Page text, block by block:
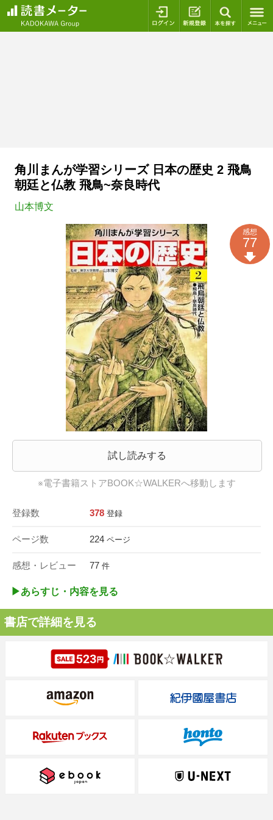
ログイン 新規登録
角川まんが学習シリーズ 日本の歴史 2 飛鳥
朝廷と仏教 飛鳥~奈良時代
山本博文
試し読みする
※電子書籍ストアBOOK☆WALKERへ移動します
登録数 378 登録
ページ数 224 ページ
感想・レビュー 77 件
感想
77
▶︎あらすじ・内容を見る
書店で詳細を見る